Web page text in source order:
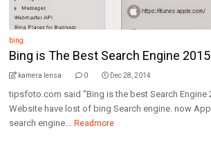
bing
Bing is The Best Search Engine 2015
kamera lensa 0 Dec 28, 2014
tipsfoto.com said "Bing is the best Search Engine
Website have lost of bing Search engine. now
search engine... Readmore